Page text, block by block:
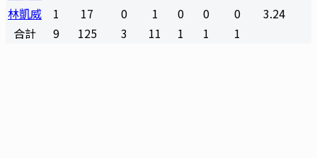
林凱威
1 17 0 1 0 0 0
3.24
合計
9 125 3 11 1 1 1